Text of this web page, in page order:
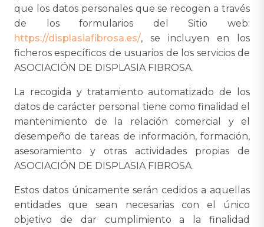
que los datos personales que se recogen a través
de los formularios del Sitio web:
https://displasiafibrosa.es/, se incluyen en los
ficheros específicos de usuarios de los servicios de
ASOCIACIÓN DE DISPLASIA FIBROSA.
La recogida y tratamiento automatizado de los
datos de carácter personal tiene como finalidad el
mantenimiento de la relación comercial y el
desempeño de tareas de información, formación,
asesoramiento y otras actividades propias de
ASOCIACIÓN DE DISPLASIA FIBROSA.
Estos datos únicamente serán cedidos a aquellas
entidades que sean necesarias con el único
objetivo de dar cumplimiento a la finalidad